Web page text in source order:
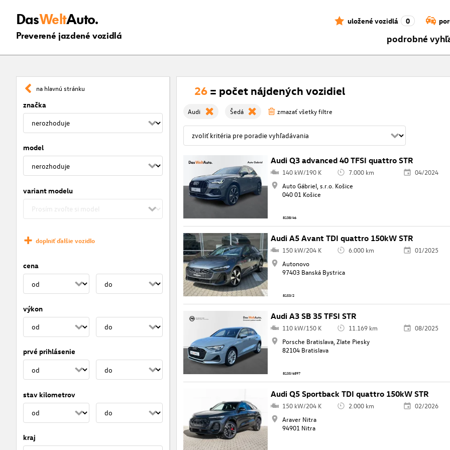
DasWeltAuto.
Preverené jazdené vozidlá
uložené vozidlá 0
podrobné
na hlavnú stránku
značka
model
variant modelu
doplniť ďalšie vozidlo
cena
výkon
prvé prihlásenie
stav kilometrov
kraj
26 = počet nájdených vozidiel
Audi Šedá zmazať všetky filtre
Audi Q3 advanced 40 TFSI quattro STR
140 kW/190 K 7.000 km
04/2024
Auto Gábriel, s.r.o. Košice
040 01 Košice
8138/46
Audi A5 Avant TDI quattro 150kW STR
150 kW/204 K 6.000 km
01/2025
Autonovo
97403 Banská Bystrica
8153/2
Audi A3 SB 35 TFSI STR
110 kW/150 K 11.169 km
08/2025
Porsche Bratislava, Zlate Piesky
82104 Bratislava
8135/6897
Audi Q5 Sportback TDI quattro 150kW STR
150 kW/204 K 2.000 km
02/2026
Araver Nitra
94901 Nitra